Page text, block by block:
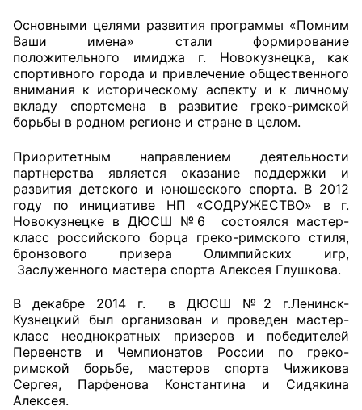
Основными целями развития программы «Помним
Ваши имена» стали формирование
положительного имиджа г. Новокузнецка, как
спортивного города и привлечение общественного
внимания к историческому аспекту и к личному
вкладу спортсмена в развитие греко-римской
борьбы в родном регионе и стране в целом.
Приоритетным направлением деятельности
партнерства является оказание поддержки и
развития детского и юношеского спорта. В 2012
году по инициативе НП «СОДРУЖЕСТВО» в г.
Новокузнецке в ДЮСШ №6 состоялся мастер-
класс российского борца греко-римского стиля,
бронзового призера Олимпийских игр,
Заслуженного мастера спорта Алексея Глушкова.
В декабре 2014 г. в ДЮСШ №2 г.Ленинск-
Кузнецкий был организован и проведен мастер-
класс неоднократных призеров и победителей
Первенств и Чемпионатов России по греко-
римской борьбе, мастеров спорта Чижикова
Сергея, Парфенова Константина и Сидякина
Алексея.